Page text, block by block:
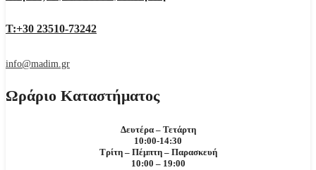
Τ:+30 23510-73242
info@madim.gr
Ωράριο Καταστήματος
Δευτέρα – Τετάρτη
10:00-14:30
Τρίτη – Πέμπτη – Παρασκευή
10:00 – 19:00